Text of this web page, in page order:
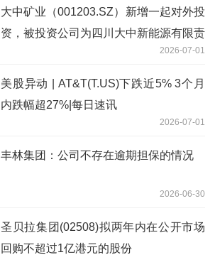
大中矿业（001203.SZ）新增一起对外投
资，被投资公司为四川大中新能源有限责
2026-07-01
美股异动 | AT&T(T.US)下跌近5% 3个月
内跌幅超27%|每日速讯
2026-07-01
丰林集团：公司不存在逾期担保的情况
2026-06-30
圣贝拉集团(02508)拟两年内在公开市场
回购不超过1亿港元的股份